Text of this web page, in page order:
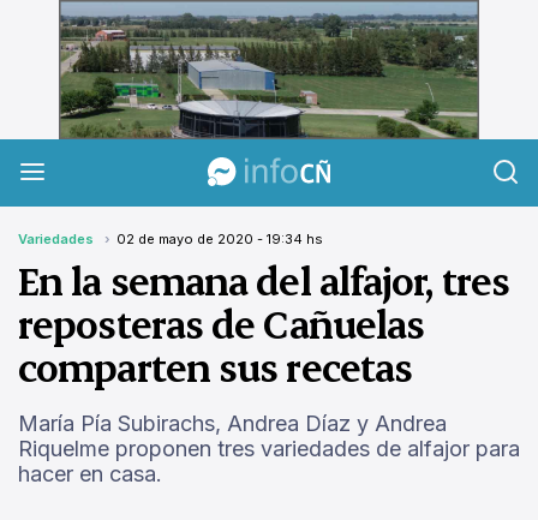
InfoCañuelas
Variedades 02 de mayo de 2020 - 19:34 hs
En la semana del alfajor, tres
reposteras de Cañuelas
comparten sus recetas
María Pía Subirachs, Andrea Díaz y Andrea
Riquelme proponen tres variedades de alfajor para
hacer en casa.